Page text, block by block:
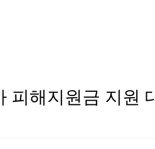
피해지원금 지원